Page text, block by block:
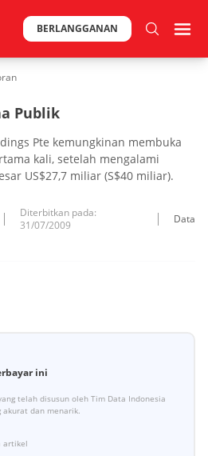
BERLANGGANAN
Publik
Pte kemungkinan membuka
kali, setelah mengalami
US$27,7 miliar (S$40 miliar).
Diterbitkan pada:
31/07/2009
Data
ini
telah disusun oleh Tim Data Indonesia
dan menarik.
artikel